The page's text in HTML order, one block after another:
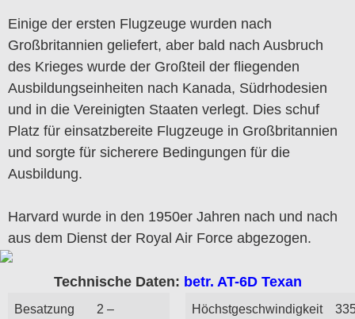
Einige der ersten Flugzeuge wurden nach
Großbritannien geliefert, aber bald nach Ausbruch
des Krieges wurde der Großteil der fliegenden
Ausbildungseinheiten nach Kanada, Südrhodesien
und in die Vereinigten Staaten verlegt. Dies schuf
Platz für einsatzbereite Flugzeuge in Großbritannien
und sorgte für sicherere Bedingungen für die
Ausbildung.
Harvard wurde in den 1950er Jahren nach und nach
aus dem Dienst der Royal Air Force abgezogen.
Technische Daten: betr. AT-6D Texan
Besatzung
2 –
Höchstgeschwindigkeit